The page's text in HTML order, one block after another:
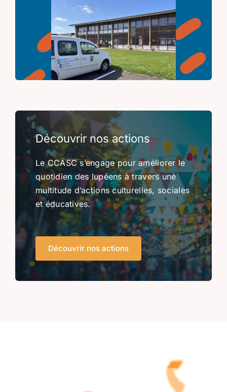
Découvrir nos actions
Le CCASC s’engage pour améliorer le
quotidien des lupéens à travers une
multitude d’actions culturelles, sociales
et éducatives.
Découvrir nos actions